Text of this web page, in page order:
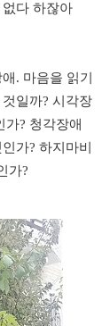
다 하잖아
. 마음을 읽기
일까? 시각장
? 청각장애
가? 하지마비
가?